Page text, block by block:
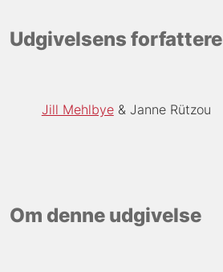
Udgivelsens forfattere
Jill Mehlbye Janne Rützou
Om denne udgivelse